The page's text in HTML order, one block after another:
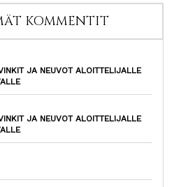
KOMMENTIT
JA NEUVOT ALOITTELIJALLE
JA NEUVOT ALOITTELIJALLE